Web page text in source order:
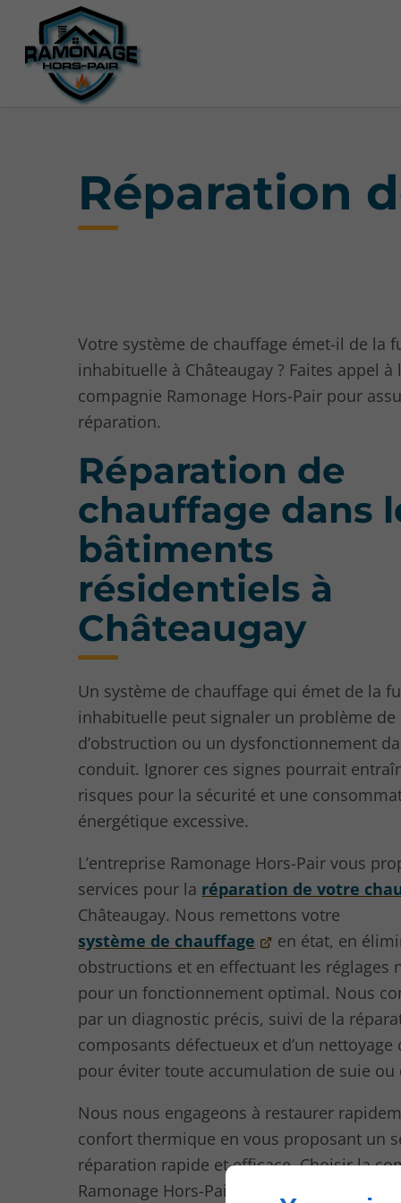
Réparation
Votre système de chauffage émet-il de la
inhabituelle à Châteaugay ? Faites appel à
compagnie Ramonage Hors-Pair pour
réparation.
Réparation de
chauffage dans
bâtiments
résidentiels à
Châteaugay
Un système de chauffage qui émet de la
inhabituelle peut signaler un problème de
d’obstruction ou un dysfonctionnement
conduit. Ignorer ces signes pourrait
risques pour la sécurité et une
énergétique excessive.
L’entreprise Ramonage Hors-Pair vous
services pour la réparation de votre
Châteaugay. Nous remettons votre
système de chauffage
en état, en
obstructions et en effectuant les réglages
pour un fonctionnement optimal. Nous
par un diagnostic précis, suivi de la
composants défectueux et d’un nettoyage
pour éviter toute accumulation de suie ou
Nous nous engageons à restaurer
confort thermique en vous proposant un
réparation rapide et efficace. Choisir la
Ramonage Hors-Pair, c’est profiter de